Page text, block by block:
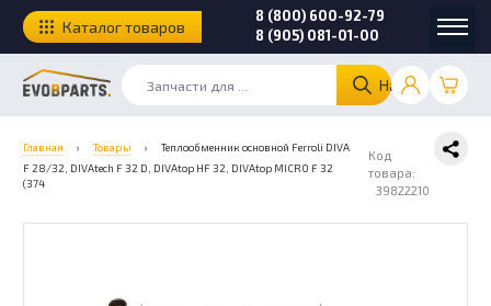
Найти
8 (800) 600-92-79
8 (905) 081-01-00
Каталог товаров
Главная › Товары ›
Теплообменник основной Ferroli DIVA
F 28/32, DIVAtech F 32 D, DIVAtop HF 32, DIVAtop MICRO F 32
(374
Код
товара:
39822210